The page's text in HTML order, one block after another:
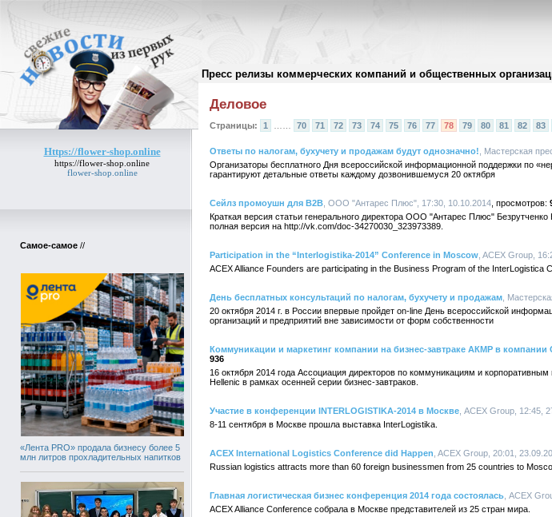
Пресс релизы коммерческих компаний и общественных
Https://flower-shop.online
https://flower-shop.online
flower-shop.online
Самое-самое //
«Лента PRO» продала бизнесу более 5
млн литров прохладительных напитков
Архив пресс-релизов//
Деловое
Страницы: 1 70 71 72 73 74 75 76 77 78 79 80 81 82 83
Ответы по налогам, бухучету и продажам будут однозначно! , Мастерская
Организаторы бесплатного Дня всероссийской информационной поддержки по
гарантируют детальные ответы каждому дозвонившемуся 20 октября
Сейлз промоушн для B2B , ООО "Антарес Плюс", 17:30, 10.10.2014
Краткая версия статьи генерального директора ООО "Антарес Плюс"
полная версия на http://vk.com/doc-34270030_323973389.
Participation in the “Interlogistika-2014” Conference in Moscow , ACEX Group,
ACEX Alliance Founders are participating in the Business Program of the InterLogistica
День бесплатных консультаций по налогам, бухучету и продажам ,
20 октября 2014 г. в России впервые пройдет on-line День всероссийской
организаций и предприятий вне зависимости от форм собственности
Коммуникации и маркетинг компании на бизнес-завтраке АКМР в компании
936
16 октября 2014 года Ассоциация директоров по коммуникациям и
Hellenic в рамках осенней серии бизнес-завтраков.
Участие в конференции INTERLOGISTIKA-2014 в Москве , ACEX Group, 12:45,
8-11 сентября в Москве прошла выставка InterLogistika.
ACEX International Logistics Conference did Happen , ACEX Group, 20:01,
Russian logistics attracts more than 60 foreign businessmen from 25 countries to
Главная логистическая бизнес конференция 2014 года состоялась , ACEX
ACEX Alliance Conference собрала в Москве представителей из 25 стран мира.